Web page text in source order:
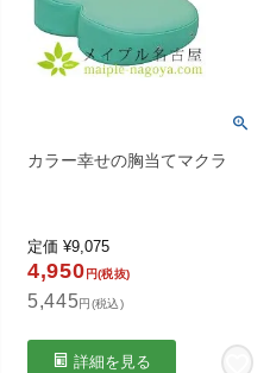
カラー幸せの胸当てマクラ
定価 ¥9,075
4,950 円(税抜)
5,445円(税込)
詳細を見る